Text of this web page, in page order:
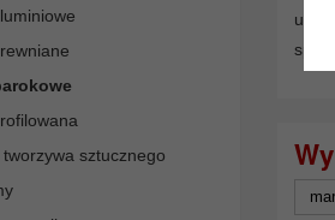
tworzywa sztucznego